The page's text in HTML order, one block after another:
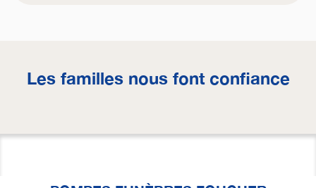
Les familles nous font confiance